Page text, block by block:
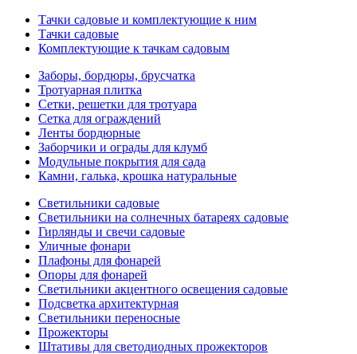
Тачки садовые и комплектующие к ним
Тачки садовые
Комплектующие к тачкам садовым
Заборы, бордюры, брусчатка
Тротуарная плитка
Сетки, решетки для тротуара
Сетка для ограждений
Ленты бордюрные
Заборчики и ограды для клумб
Модульные покрытия для сада
Камни, галька, крошка натуральные
Светильники садовые
Светильники на солнечных батареях садовые
Гирлянды и свечи садовые
Уличные фонари
Плафоны для фонарей
Опоры для фонарей
Светильники акцентного освещения садовые
Подсветка архитектурная
Светильники переносные
Прожекторы
Штативы для светодиодных прожекторов